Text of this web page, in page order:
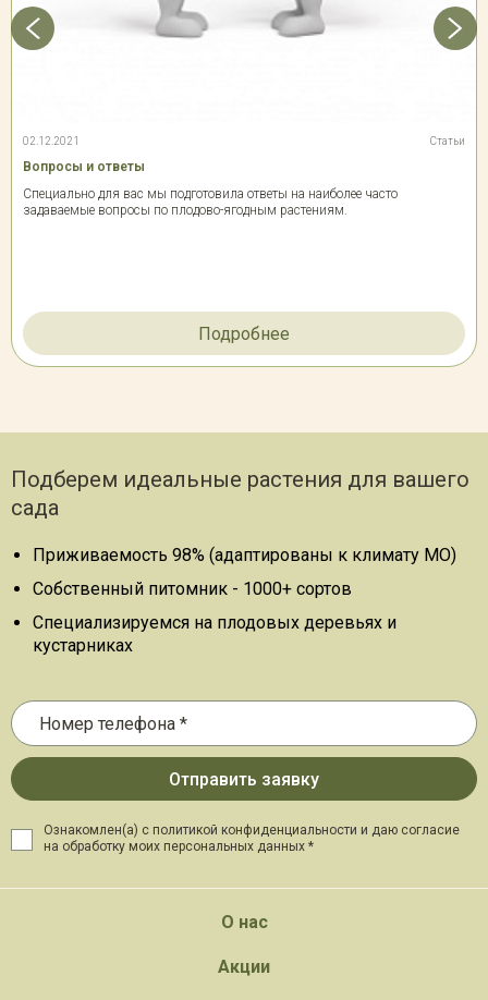
02.12.2021 Статьи
Вопросы и ответы
Специально для вас мы подготовила ответы на наиболее часто
задаваемые вопросы по плодово-ягодным растениям.
Подробнее
Подберем идеальные растения для вашего
сада
Приживаемость 98% (адаптированы к климату МО)
Собственный питомник - 1000+ сортов
Специализируемся на плодовых деревьях и
кустарниках
Ознакомлен(а) с политикой конфиденциальности и даю согласие
на обработку моих персональных данных *
О нас
Акции